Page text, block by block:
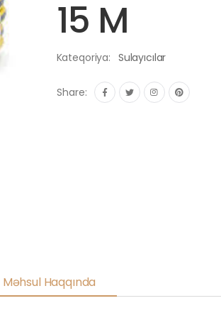
15 M
Kateqoriya: Sulayıcılar
Share:
Məhsul Haqqında